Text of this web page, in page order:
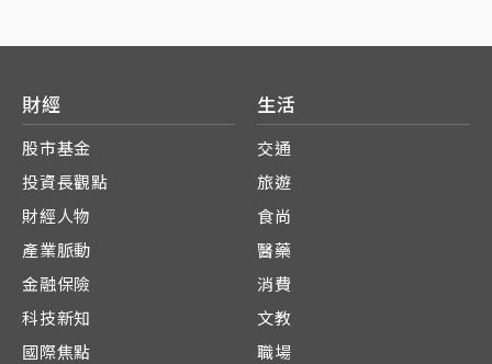
財經
股市基金
投資長觀點
財經人物
產業脈動
金融保險
科技新知
國際焦點
生活
交通
旅遊
食尚
醫藥
消費
文教
職場